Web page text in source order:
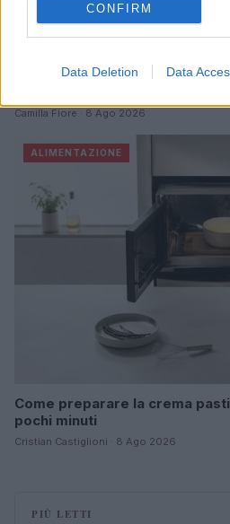
CONFIRM
Data Deletion Data
Come scegliere un fitness
Camilla Fiore · 8 Ago 2026
ALIMENTAZIONE
Come preparare la crema
pochi minuti
Cristian Castiglioni · 8 Ago 2026
PIÙ LETTI